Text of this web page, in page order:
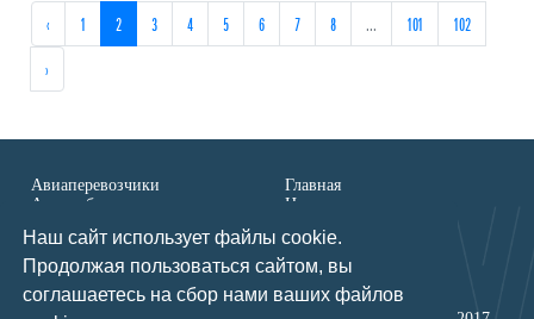
Наш сайт использует файлы cookie.
Продолжая пользоваться сайтом, вы
соглашаетесь на сбор нами ваших файлов
‹ 1 2 3 4 5 6 7 8 101
102
›
Авиаперевозчики
Автомобили и мотоциклы
Государство, право и
общество
Доставка букетов
Доставка воды
Главная
Написать отзыв
Пользовательськое
соглашение
Политика
конфиденциальности